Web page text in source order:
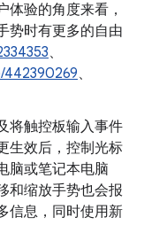
体验的角度来看，
势时有更多的自由
、
442390269、
将触控板输入事件
生效后，控制光标
脑或笔记本电脑
和缩放手势也会报
信息，同时使用新